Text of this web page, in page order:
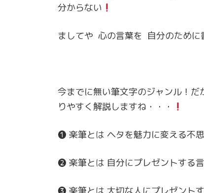
分からない
ましてや 心の言葉を 自分のために
今までに無い筆文字のジャンル！
りやすく解説しますね・・・
❶ 楽筆とは ヘタを魅力に変える不思
❷ 楽筆とは 自分にプレゼントする